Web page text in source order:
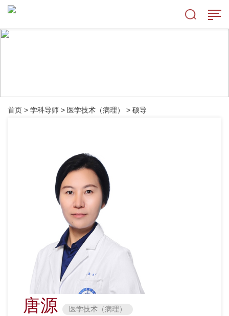
首页 > 学科导师 > 医学技术（病理） > 硕导
唐源 医学技术（病理）